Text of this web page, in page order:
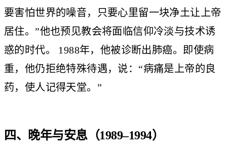
要害怕世界的噪音，只要心里留一块净土让上帝
居住。”他也预见教会将面临信仰冷淡与技术诱
惑的时代。 1988年，他被诊断出肺癌。即使病
重，他仍拒绝特殊待遇，说：“病痛是上帝的良
药，使人记得天堂。”
四、晚年与安息（1989–1994）